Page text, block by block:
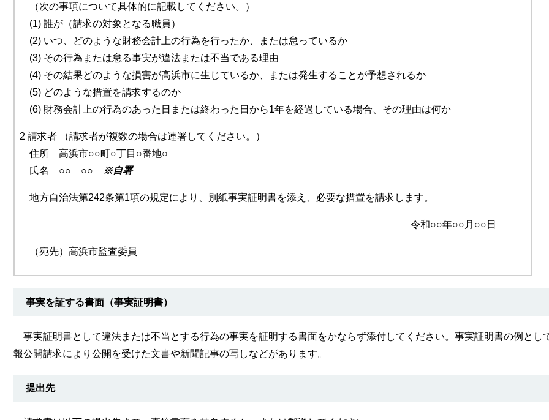
（次の事項について具体的に記載してください。）
(1) 誰が（請求の対象となる職員）
(2) いつ、どのような財務会計上の行為を行ったか、または怠っているか
(3) その行為または怠る事実が違法または不当である理由
(4) その結果どのような損害が高浜市に生じているか、または発生することが予想されるか
(5) どのような措置を請求するのか
(6) 財務会計上の行為のあった日または終わった日から1年を経過している場合、その理由は何か
2 請求者 （請求者が複数の場合は連署してください。）
住所 高浜市○○町○丁目○番地○
氏名 ○○ ○○
※自署
地方自治法第242条第1項の規定により、別紙事実証明書を添え、必要な措置を請求します。
令和○○年○○月○○日
（宛先）高浜市監査委員
​事実を証する書面（事実証明書）
事実証明書として違法または不当とする行為の事実を証明する書面をかならず添付してください。事実証明書の例とし
報公開請求により公開を受けた文書や新聞記事の写しなどがあります。
提出先